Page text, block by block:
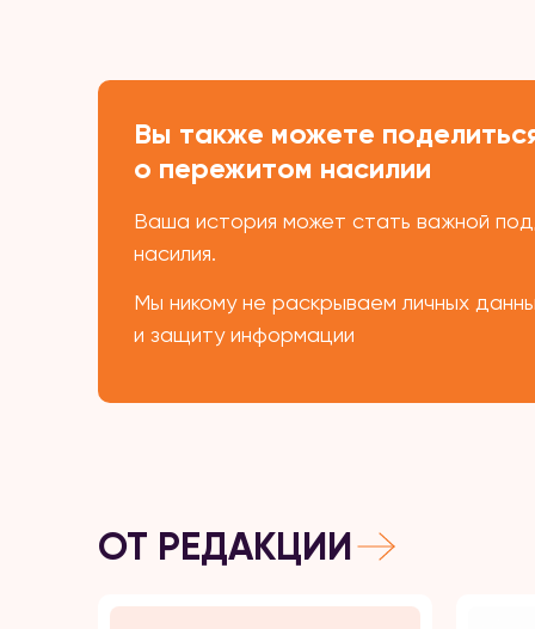
Вы также можете
о пережитом насилии
Ваша история может стать важной
насилия.
Мы никому не раскрываем личных
и защиту информации
ОТ РЕДАКЦИИ